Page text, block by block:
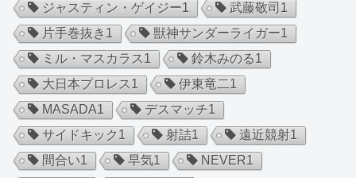
ジャスティン・ゲイジー1 武藤敬司 1
片手巻抜き 1 獣神サンダーライガー1
ミル・マスカラス1 鈴木みのる1
大日本プロレス1 伊東竜二1
MASADA1 デスマッチ1
サイドキック1 射詰1 遠近競射1
間合い1 早気1 NEVER1